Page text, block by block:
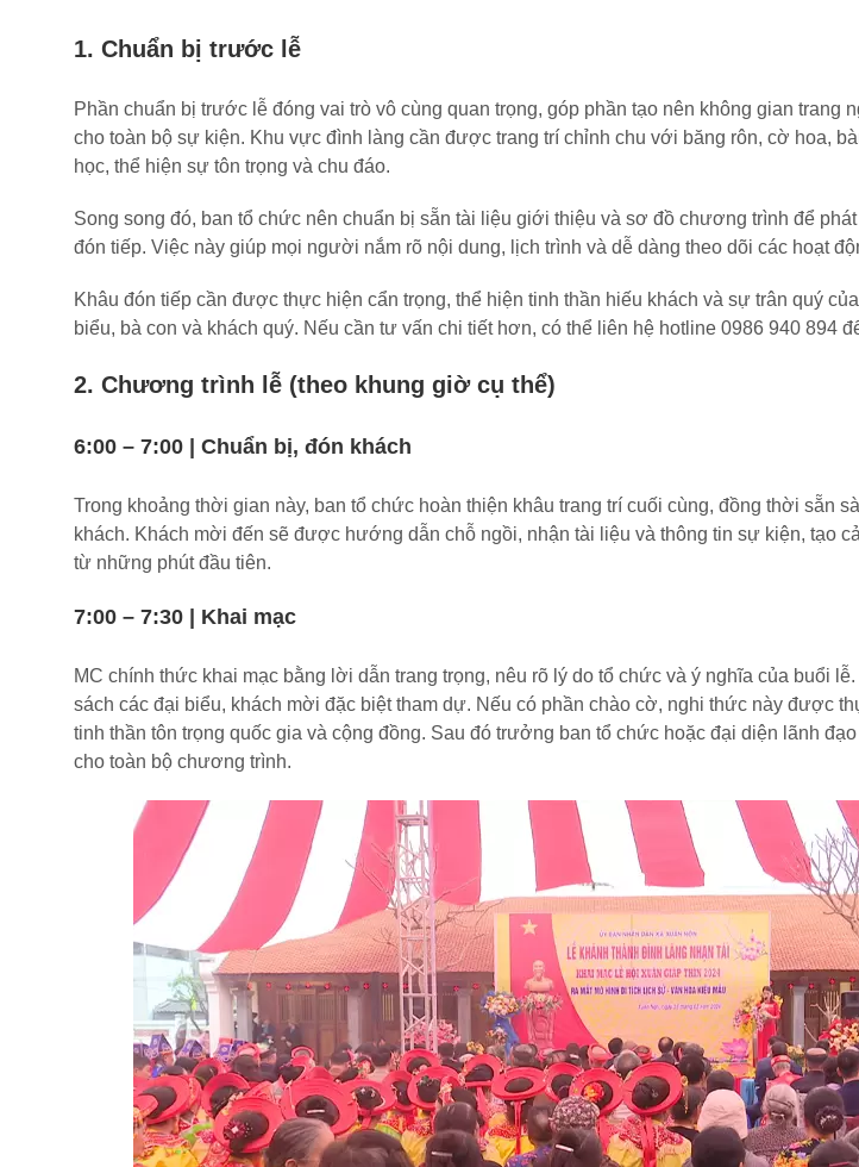
1. Chuẩn bị trước lễ
Phần chuẩn bị trước lễ đóng vai trò vô cùng quan trọng, góp phần tạo nên không gian trang
cho toàn bộ sự kiện. Khu vực đình làng cần được trang trí chỉnh chu với băng rôn, cờ hoa,
học, thể hiện sự tôn trọng và chu đáo.
Song song đó, ban tổ chức nên chuẩn bị sẵn tài liệu giới thiệu và sơ đồ chương trình để
đón tiếp. Việc này giúp mọi người nắm rõ nội dung, lịch trình và dễ dàng theo dõi các hoạt
Khâu đón tiếp cần được thực hiện cẩn trọng, thể hiện tinh thần hiếu khách và sự trân quý
biểu, bà con và khách quý. Nếu cần tư vấn chi tiết hơn, có thể liên hệ hotline 0986 940 894
2. Chương trình lễ (theo khung giờ cụ thể)
6:00 – 7:00 | Chuẩn bị, đón khách
Trong khoảng thời gian này, ban tổ chức hoàn thiện khâu trang trí cuối cùng, đồng thời sẵn
khách. Khách mời đến sẽ được hướng dẫn chỗ ngồi, nhận tài liệu và thông tin sự kiện, tạo
từ những phút đầu tiên.
7:00 – 7:30 | Khai mạc
MC chính thức khai mạc bằng lời dẫn trang trọng, nêu rõ lý do tổ chức và ý nghĩa của buổi
sách các đại biểu, khách mời đặc biệt tham dự. Nếu có phần chào cờ, nghi thức này được
tinh thần tôn trọng quốc gia và cộng đồng. Sau đó trưởng ban tổ chức hoặc đại diện lãnh
cho toàn bộ chương trình.